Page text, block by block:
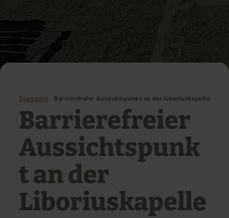
Startseite Barrierefreier Aussichtspunkt an der Liboriuskapelle
Barrierefreier
Aussichtspunk
t an der
Liboriuskapelle